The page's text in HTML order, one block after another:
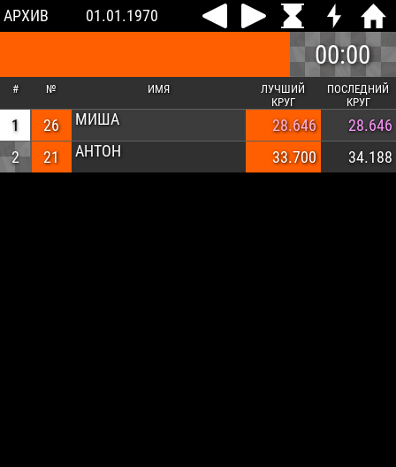
АРХИВ 01.01.1970
00:00
# № ИМЯ
ЛУЧШИЙ
КРУГ
ПОСЛЕДНИЙ
КРУГ
1 26 МИША 28.646
28.646
2
21 АНТОН 33.700 34.188